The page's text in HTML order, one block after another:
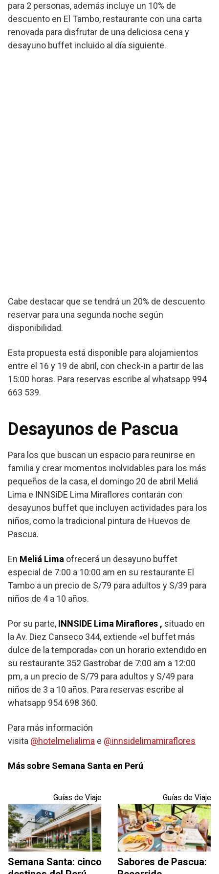
para 2 personas, además incluye un 10% de
descuento en El Tambo, restaurante con una carta
renovada para disfrutar de una deliciosa cena y
desayuno buffet incluido al día siguiente.
Cabe destacar que se tendrá un 20% de descuento
reservar para una segunda noche según
disponibilidad.
Esta propuesta está disponible para alojamientos
entre el 16 y 19 de abril, con check-in a partir de las
15:00 horas. Para reservas escribe al whatsapp 994
663 539.
Desayunos de Pascua
Para los que buscan un espacio para reunirse en
familia y crear momentos inolvidables para los más
pequeños de la casa, el domingo 20 de abril Meliá
Lima e INNSiDE Lima Miraflores contarán con
desayunos buffet que incluyen actividades para los
niños, como la tradicional pintura de Huevos de
Pascua.
En Meliá Lima ofrecerá un desayuno buffet
especial de 7:00 a 10:00 am en su restaurante El
Tambo a un precio de S/79 para adultos y S/39 para
niños de 4 a 10 años.
Por su parte, INNSIDE Lima Miraflores , situado en
la Av. Diez Canseco 344, extiende «el buffet más
dulce de la temporada» con un horario extendido en
su restaurante 352 Gastrobar de 7:00 am a 12:00
pm, a un precio de S/79 para adultos y S/49 para
niños de 3 a 10 años. Para reservas escribe al
whatsapp 954 698 360.
Para más información
visita @hotelmelialima e @innsidelimamiraflores
Más sobre Semana Santa en Perú
Guías de Viaje
Semana Santa: cinco
Guías de Viaje
Sabores de Pascua: